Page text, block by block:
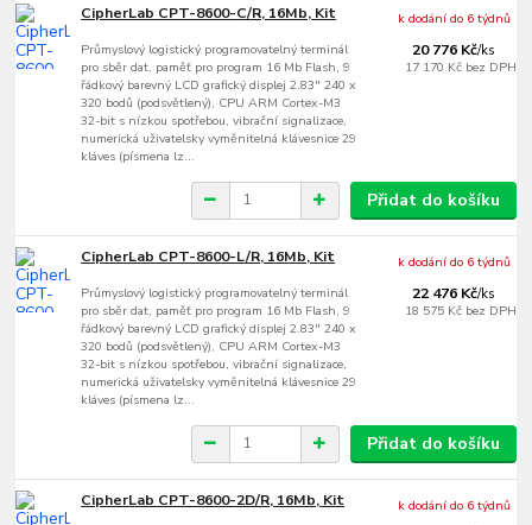
CipherLab CPT-8600-C/R, 16Mb, Kit
Průmyslový logistický programovatelný terminál
pro sběr dat, paměť pro program 16 Mb Flash, 9
řádkový barevný LCD grafický displej 2.83" 240 x
320 bodů (podsvětlený), CPU ARM Cortex-M3
32-bit s nízkou spotřebou, vibrační signalizace,
numerická uživatelsky vyměnitelná klávesnice 29
kláves (písmena lz...
20 776 Kč/ks
17 170 Kč bez DPH
k dodání do 6 týdnů
Přidat do košíku
CipherLab CPT-8600-L/R, 16Mb, Kit
Průmyslový logistický programovatelný terminál
pro sběr dat, paměť pro program 16 Mb Flash, 9
řádkový barevný LCD grafický displej 2.83" 240 x
320 bodů (podsvětlený), CPU ARM Cortex-M3
32-bit s nízkou spotřebou, vibrační signalizace,
numerická uživatelsky vyměnitelná klávesnice 29
kláves (písmena lz...
22 476 Kč/ks
18 575 Kč bez DPH
k dodání do 6 týdnů
Přidat do košíku
CipherLab CPT-8600-2D/R, 16Mb, Kit k dodání do 6 týdnů